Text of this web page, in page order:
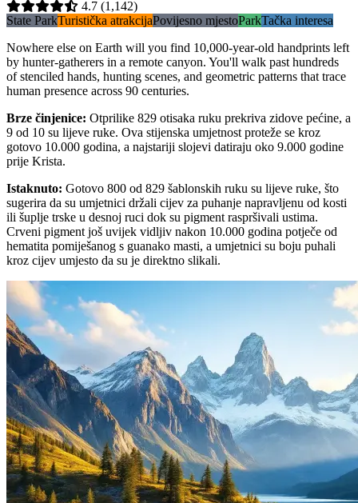
4.7 (1,142)
State ParkTuristička atrakcijaPovijesno mjestoParkTačka interesa
Nowhere else on Earth will you find 10,000-year-old handprints left
by hunter-gatherers in a remote canyon. You'll walk past hundreds
of stenciled hands, hunting scenes, and geometric patterns that trace
human presence across 90 centuries.
Brze činjenice: Otprilike 829 otisaka ruku prekriva zidove pećine, a
9 od 10 su lijeve ruke. Ova stijenska umjetnost proteže se kroz
gotovo 10.000 godina, a najstariji slojevi datiraju oko 9.000 godine
prije Krista.
Istaknuto: Gotovo 800 od 829 šablonskih ruku su lijeve ruke, što
sugerira da su umjetnici držali cijev za puhanje napravljenu od kosti
ili šuplje trske u desnoj ruci dok su pigment raspršivali ustima.
Crveni pigment još uvijek vidljiv nakon 10.000 godina potječe od
hematita pomiješanog s guanako masti, a umjetnici su boju puhali
kroz cijev umjesto da su je direktno slikali.